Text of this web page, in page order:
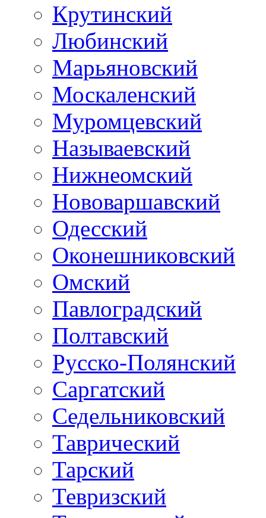
Крутинский
Любинский
Марьяновский
Москаленский
Муромцевский
Называевский
Нижнеомский
Нововаршавский
Одесский
Оконешниковский
Омский
Павлоградский
Полтавский
Русско-Полянский
Саргатский
Седельниковский
Таврический
Тарский
Тевризский